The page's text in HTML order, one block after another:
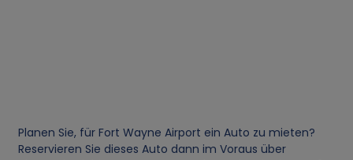
Planen Sie, für Fort Wayne Airport ein Auto zu mieten?
Reservieren Sie dieses Auto dann im Voraus über